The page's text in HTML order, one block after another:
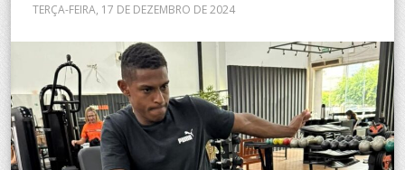
TERÇA-FEIRA, 17 DE DEZEMBRO DE 2024